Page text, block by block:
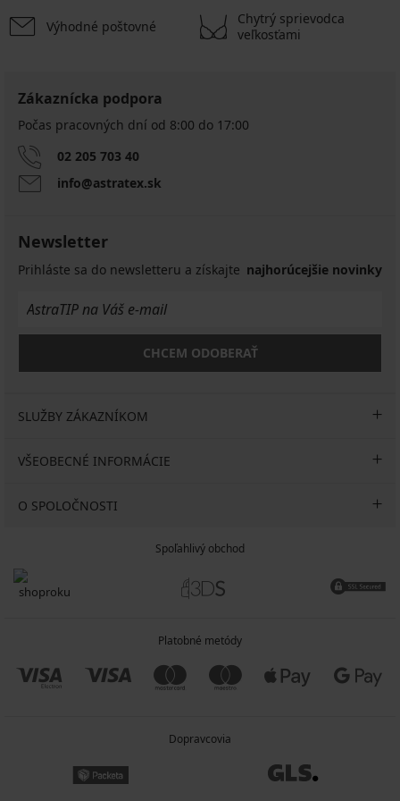
Výhodné poštovné
Chytrý sprievodca
veľkosťami
Zákaznícka podpora
Počas pracovných dní od 8:00 do 17:00
02 205 703 40
info@astratex.sk
Newsletter
Prihláste sa do newsletteru a získajte najhorúcejšie novinky
CHCEM ODOBERAŤ
SLUŽBY ZÁKAZNÍKOM
VŠEOBECNÉ INFORMÁCIE
O SPOLOČNOSTI
Spoľahlivý obchod
Platobné metódy
Dopravcovia